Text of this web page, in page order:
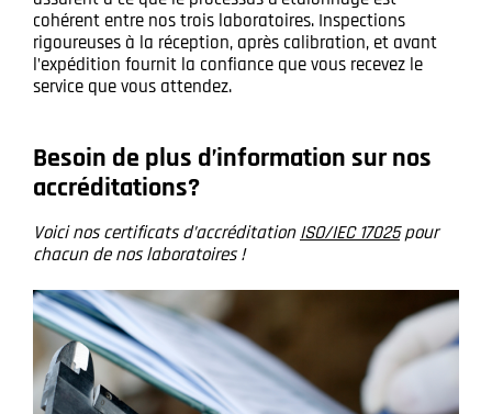
cohérent entre nos trois laboratoires. Inspections
rigoureuses à la réception, après calibration, et avant
l’expédition fournit la confiance que vous recevez le
service que vous attendez.
Besoin de plus d’information sur nos
accréditations?
Voici nos certificats d’accréditationISO/IEC 17025pour
chacun de nos laboratoires !